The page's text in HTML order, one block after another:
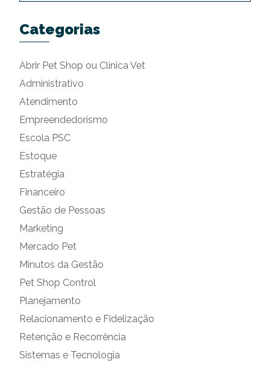
Categorias
Abrir Pet Shop ou Clínica Vet
Administrativo
Atendimento
Empreendedorismo
Escola PSC
Estoque
Estratégia
Financeiro
Gestão de Pessoas
Marketing
Mercado Pet
Minutos da Gestão
Pet Shop Control
Planejamento
Relacionamento e Fidelização
Retenção e Recorrência
Sistemas e Tecnologia